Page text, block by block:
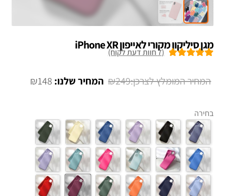
מגן סיליקון מקורי לאייפון iPhone XR
(
7חוות דעת לקוח)
₪249
המחיר
₪249.
₪148 המחיר
בחירה